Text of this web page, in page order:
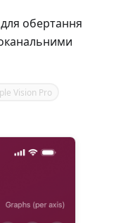
обертання
Vision Pro